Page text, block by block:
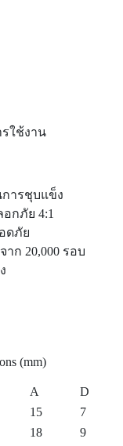
ใช้งาน
การชุบแข็ง
อกภัย 4:1
ดภัย
ก 20,000 รอบ
(mm)
A
D
15
7
18
9